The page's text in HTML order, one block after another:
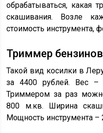
обрабатываться, какая
скашивания. Возле
стоимость инструмента,
Триммер
Такой вид косилки в
за 4400 рублей. Вес
Триммером за раз
800 м.кв. Ширина
Мощность инструмента –